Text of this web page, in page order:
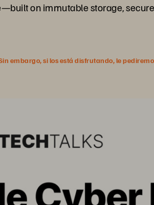
on immutable storage,
embargo, si los está disfrutando, le